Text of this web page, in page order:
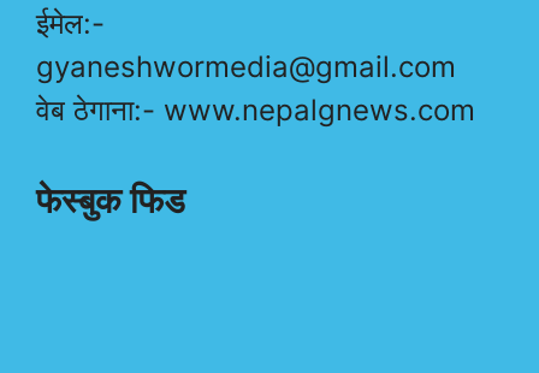
ईमेल:-
gyaneshwormedia@gmail.com
वेब ठेगाना:- www.nepalgnews.com
फेस्बुक फिड